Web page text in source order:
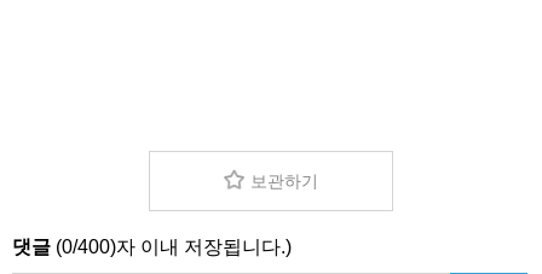
보관하기
댓글 (0/400)자 이내 저장됩니다.)